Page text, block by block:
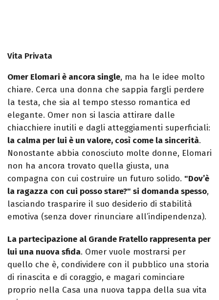
Vita Privata
Omer Elomari è ancora single, ma ha le idee molto
chiare. Cerca una donna che sappia fargli perdere
la testa, che sia al tempo stesso romantica ed
elegante. Omer non si lascia attirare dalle
chiacchiere inutili e dagli atteggiamenti superficiali:
la calma per lui è un valore, così come la sincerità.
Nonostante abbia conosciuto molte donne, Elomari
non ha ancora trovato quella giusta, una
compagna con cui costruire un futuro solido. "Dov’è
la ragazza con cui posso stare?" si domanda spesso,
lasciando trasparire il suo desiderio di stabilità
emotiva (senza dover rinunciare all’indipendenza).
La partecipazione al Grande Fratello rappresenta per
lui una nuova sfida. Omer vuole mostrarsi per
quello che è, condividere con il pubblico una storia
di rinascita e di coraggio, e magari cominciare
proprio nella Casa una nuova tappa della sua vita